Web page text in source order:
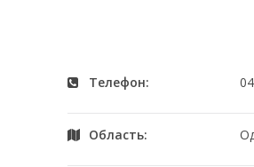
Телефон:
Область: